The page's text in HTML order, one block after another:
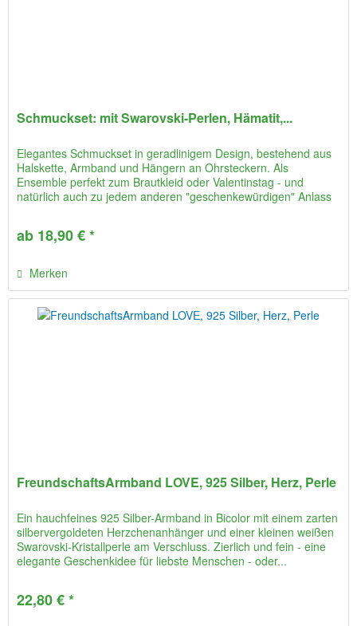
Schmuckset: mit Swarovski-Perlen, Hämatit,...
Elegantes Schmuckset in geradlinigem Design, bestehend aus
Halskette, Armband und Hängern an Ohrsteckern. Als
Ensemble perfekt zum Brautkleid oder Valentinstag - und
natürlich auch zu jedem anderen "geschenkewürdigen" Anlass
ab 18,90 € *
Merken
FreundschaftsArmband LOVE, 925 Silber, Herz, Perle
Ein hauchfeines 925 Silber-Armband in Bicolor mit einem zarten
silbervergoldeten Herzchenanhänger und einer kleinen weißen
Swarovski-Kristallperle am Verschluss. Zierlich und fein - eine
elegante Geschenkidee für liebste Menschen - oder...
22,80 € *